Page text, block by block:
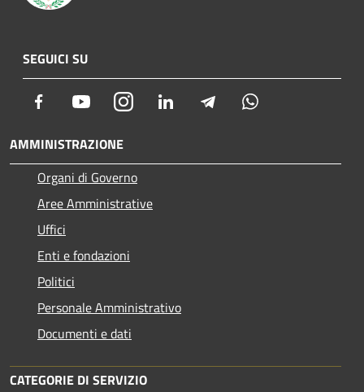
SEGUICI SU
Facebook YoutubeInstagram LinkedIn Telegram
AMMINISTRAZIONE
Organi di Governo
Aree Amministrative
Uffici
Enti e fondazioni
Politici
Personale Amministrativo
Documenti e dati
CATEGORIE DI SERVIZIO